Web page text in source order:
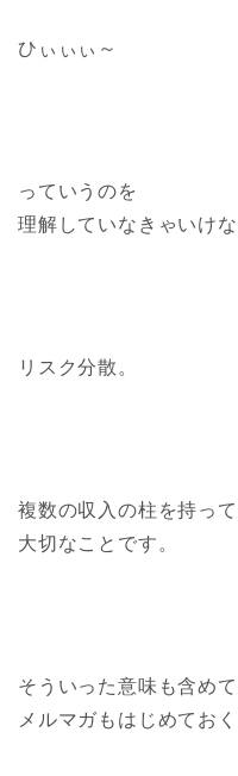
ひぃぃぃ～
っていうのを
理解していなきゃいけな
リスク分散。
複数の収入の柱を持っ
大切なことです。
そういった意味も含めて
メルマガもはじめてお